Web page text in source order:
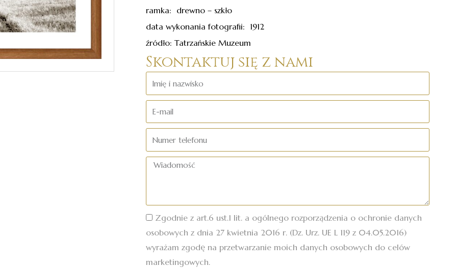
ramka: drewno – szkło
data wykonania fotografii: 1912
źródło: Tatrzańskie Muzeum
Skontaktuj się z nami
Imię
i
nazwisko
E-
mail
Numer
telefonu
Wiadomość
Zgodnie z art.6 ust.1 lit. a ogólnego rozporządzenia o ochronie danych
osobowych z dnia 27 kwietnia 2016 r. (Dz. Urz. UE L 119 z 04.05.2016)
wyrażam zgodę na przetwarzanie moich danych osobowych do celów
marketingowych.